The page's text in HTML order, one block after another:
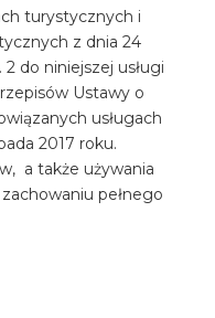
turystycznych i
z dnia 24
do niniejszej usługi
Ustawy o
usługach
2017 roku.
a także używania
pełnego